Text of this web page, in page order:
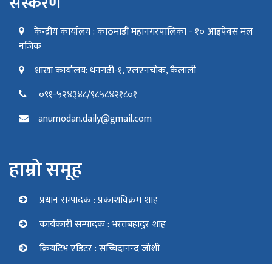
केन्द्रीय कार्यालय : काठमाडौं महानगरपालिका - १० आइपेक्स मल
नजिक
शाखा कार्यालय: धनगढी-१, एलएनचोक, कैलाली
०९१-५२४३४८/९८५८४२१८०१
anumodan.daily@gmail.com
हाम्रो समूह
प्रधान सम्पादक : प्रकाशविक्रम शाह
कार्यकारी सम्पादक : भरतबहादुर शाह
क्रियटिभ एडिटर : सच्चिदानन्द जोशी